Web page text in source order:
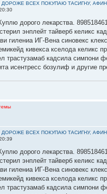
ДОРОЖЕ ВСЕХ ПОКУПАЮ ТАСИГНУ,
дорого лекарства.
энплейт тайверб келикс
гилениа ИГ-Вена синовекс
кивекса кселода келикс
трастузамаб кадсила симпони
исентресс бозулиф и другие
ДОРОЖЕ ВСЕХ ПОКУПАЮ ТАСИГНУ,
дорого лекарства.
энплейт тайверб келикс
гилениа ИГ-Вена синовекс
кивекса кселода келикс
трастузамаб кадсила симпони